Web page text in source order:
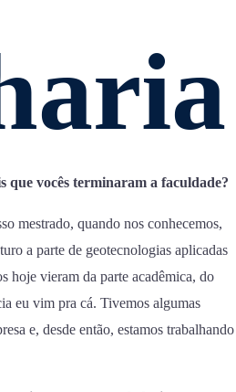
que vocês terminaram a faculdade?
mestrado, quando nos conhecemos,
a parte de geotecnologias aplicadas
hoje vieram da parte acadêmica, do
eu vim pra cá. Tivemos algumas
e, desde então, estamos trabalhando